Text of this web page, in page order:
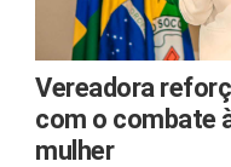
Vereadora
com o combate
mulher